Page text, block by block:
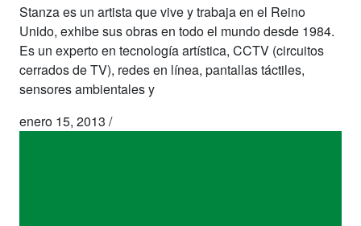
Stanza es un artista que vive y trabaja en el Reino
Unido, exhibe sus obras en todo el mundo desde 1984.
Es un experto en tecnología artística, CCTV (circuitos
cerrados de TV), redes en línea, pantallas táctiles,
sensores ambientales y
enero 15, 2013 /